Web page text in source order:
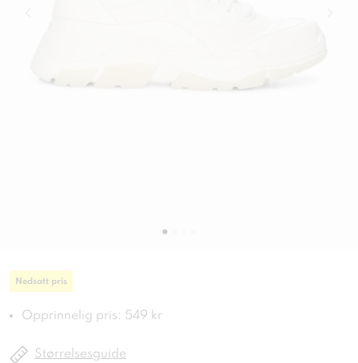
Nedsatt pris
Opprinnelig pris: 549 kr
Størrelsesguide